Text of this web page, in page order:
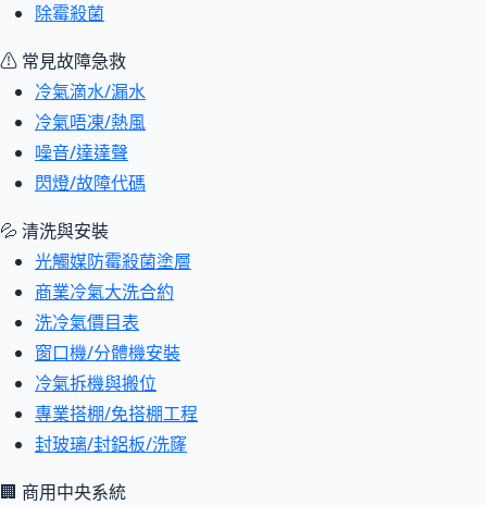
除霉殺菌
⚠ 常見故障急救
冷氣滴水/漏水
冷氣唔凍/熱風
噪音/達達聲
閃燈/故障代碼
💦 清洗與安裝
光觸媒防霉殺菌塗層
商業冷氣大洗合約
洗冷氣價目表
窗口機/分體機安裝
冷氣拆機與搬位
專業搭棚/免搭棚工程
封玻璃/封鋁板/洗窿
🏢 商用中央系統